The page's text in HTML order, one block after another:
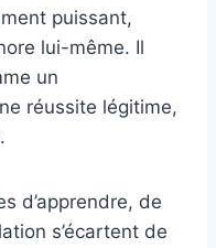
puissant,
lui-même. Il
un
réussite légitime,
d’apprendre, de
s’écartent de